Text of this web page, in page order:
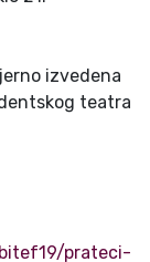
izvedena
teatra
prateci-